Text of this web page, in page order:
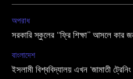
অপরাধ
সরকারি স্কুলের “ফ্রি শিক্ষা” আসলে কার
বাংলাদেশ
ইসলামী বিশ্ববিদ্যালয় এখন ‘জামাতী ট্রেনিং